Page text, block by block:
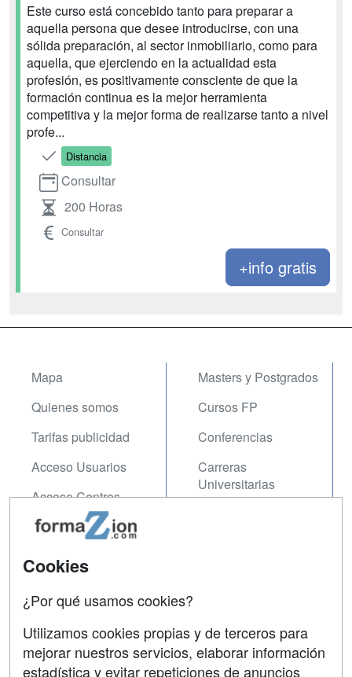
Este curso está concebido tanto para preparar a
aquella persona que desee introducirse, con una
sólida preparación, al sector inmobiliario, como para
aquella, que ejerciendo en la actualidad esta
profesión, es positivamente consciente de que la
formación continua es la mejor herramienta
competitiva y la mejor forma de realizarse tanto a nivel
profe...
Distancia
Consultar
200 Horas
Consultar
+info gratis
Mapa
Quienes somos
Tarifas publicidad
Acceso Usuarios
Acceso Centros
Masters y Postgrados
Cursos FP
Conferencias
Carreras
Universitarias
Contactar
Copyleft
Cookies
¿Por qué usamos cookies?
Utilizamos cookies propias y de terceros para
mejorar nuestros servicios, elaborar información
estadística y evitar repeticiones de anuncios